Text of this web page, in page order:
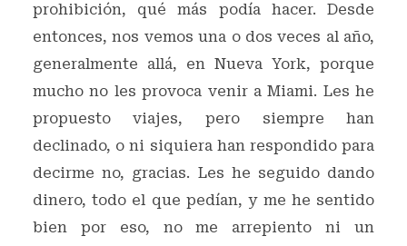
prohibición, qué más podía hacer. Desde
entonces, nos vemos una o dos veces al año,
generalmente allá, en Nueva York, porque
mucho no les provoca venir a Miami. Les he
propuesto viajes, pero siempre han
declinado, o ni siquiera han respondido para
decirme no, gracias. Les he seguido dando
dinero, todo el que pedían, y me he sentido
bien por eso, no me arrepiento ni un